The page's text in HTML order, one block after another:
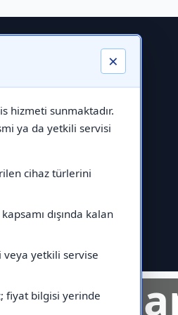
×
hizmeti sunmaktadır.
ya da yetkili servisi
cihaz türlerini
dışında kalan
yetkili servise
fiyat bilgisi yerinde